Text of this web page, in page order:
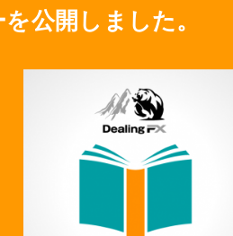
公開しました。